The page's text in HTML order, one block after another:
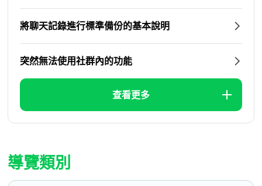
將聊天記錄進行標準備份的基本說明
突然無法使用社群內的功能
查看更多
導覽類別